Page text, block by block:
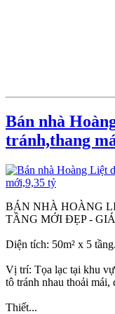
Bán nhà
tránh,thang
BÁN NHÀ HOÀNG
TẦNG MỚI ĐẸP -
Diện tích: 50m² x 5 tầng.
Vị trí: Tọa lạc tại khu
tô tránh nhau thoải mái,
Thiết...